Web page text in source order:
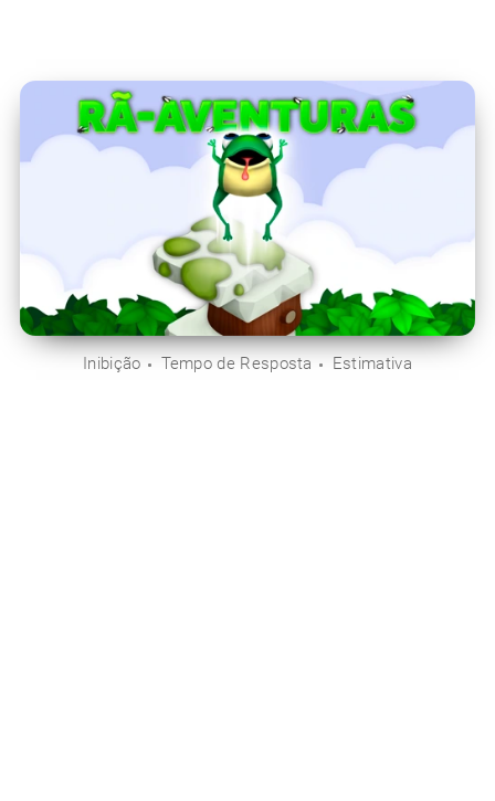
Inibição Tempo de Resposta Estimativa